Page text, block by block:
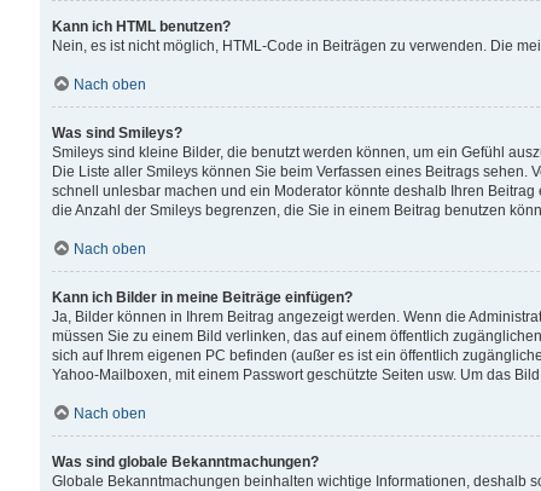
Kann ich HTML benutzen?
Nein, es ist nicht möglich, HTML-Code in Beiträgen zu verwenden. Die
Nach oben
Was sind Smileys?
Smileys sind kleine Bilder, die benutzt werden können, um ein Gefühl
Die Liste aller Smileys können Sie beim Verfassen eines Beitrags
schnell unlesbar machen und ein Moderator könnte deshalb Ihren
die Anzahl der Smileys begrenzen, die Sie in einem Beitrag benutzen
Nach oben
Kann ich Bilder in meine Beiträge einfügen?
Ja, Bilder können in Ihrem Beitrag angezeigt werden. Wenn die
müssen Sie zu einem Bild verlinken, das auf einem öffentlich
sich auf Ihrem eigenen PC befinden (außer es ist ein öffentlich
Yahoo-Mailboxen, mit einem Passwort geschützte Seiten usw. Um das
Nach oben
Was sind globale Bekanntmachungen?
Globale Bekanntmachungen beinhalten wichtige Informationen, deshalb